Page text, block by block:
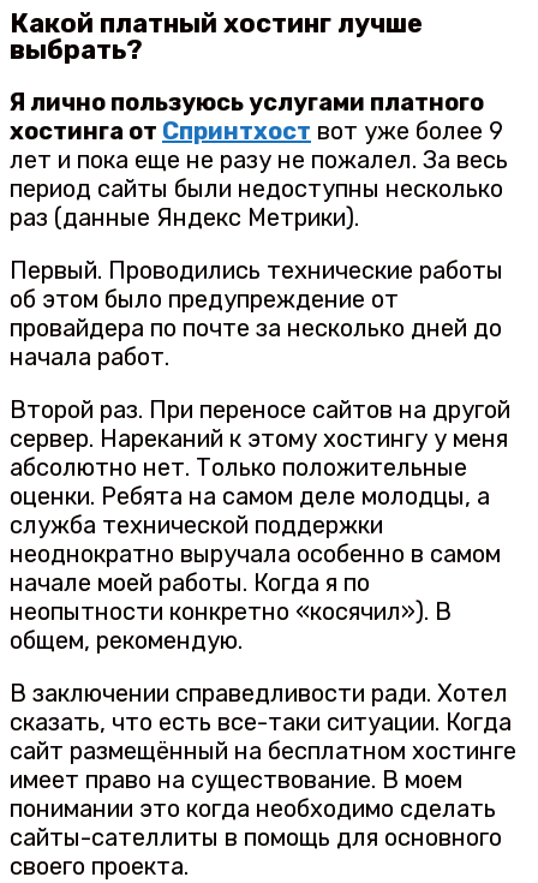
Какой платный хостинг лучше
выбрать?
Я лично пользуюсь услугами платного
хостинга от Спринтхост вот уже более 9
лет и пока еще не разу не пожалел. За весь
период сайты были недоступны несколько
раз (данные Яндекс Метрики).
Первый. Проводились технические работы
об этом было предупреждение от
провайдера по почте за несколько дней до
начала работ.
Второй раз. При переносе сайтов на другой
сервер. Нареканий к этому хостингу у меня
абсолютно нет. Только положительные
оценки. Ребята на самом деле молодцы, а
служба технической поддержки
неоднократно выручала особенно в самом
начале моей работы. Когда я по
неопытности конкретно «косячил»). В
общем, рекомендую.
В заключении справедливости ради. Хотел
сказать, что есть все-таки ситуации. Когда
сайт размещённый на бесплатном хостинге
имеет право на существование. В моем
понимании это когда необходимо сделать
сайты-сателлиты в помощь для основного
своего проекта.